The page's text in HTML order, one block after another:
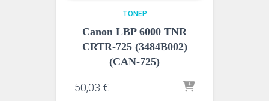
ΤΌΝΕΡ
Canon LBP 6000 TNR
CRTR-725 (3484B002)
(CAN-725)
50,03 €